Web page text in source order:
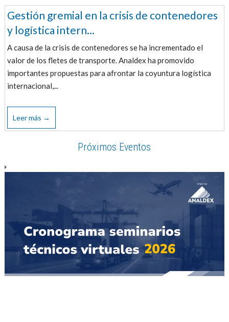
Gestión gremial en la crisis de contenedores
y logística intern...
A causa de la crisis de contenedores se ha incrementado el
valor de los fletes de transporte. Analdex ha promovido
importantes propuestas para afrontar la coyuntura logística
internacional,...
Leer más →
Próximos Eventos